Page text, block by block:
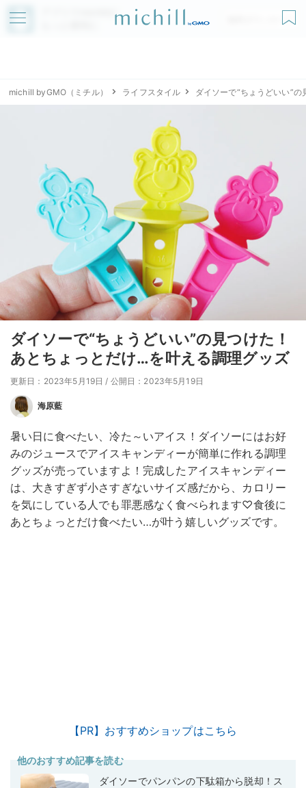
アプリでmichillが
無料ダウンロード
michill byGMO（ミチル） ライフスタイル ダイソーで“ちょうどいい”
ダイソーで“ちょうどいい”の見つけた！
あとちょっとだけ…を叶える調理グッズ
更新日：2023年5月19日 / 公開日：2023年5月19日
海原藍
暑い日に食べたい、冷た～いアイス！ダイソーにはお好
みのジュースでアイスキャンディーが簡単に作れる調理
グッズが売っていますよ！完成したアイスキャンディー
は、大きすぎず小さすぎないサイズ感だから、カロリー
を気にしている人でも罪悪感なく食べられます♡食後に
あとちょっとだけ食べたい…が叶う嬉しいグッズです。
【PR】おすすめショップはこちら
他のおすすめ記事を読む
ダイソーでパンパンの下駄箱から脱却！ス